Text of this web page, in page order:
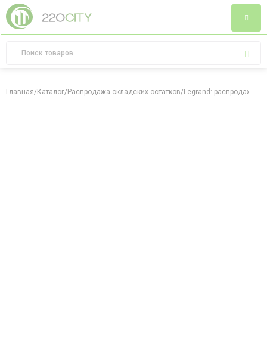
Главная/Каталог/Распродажа складских остатков/Legrand: распродажа